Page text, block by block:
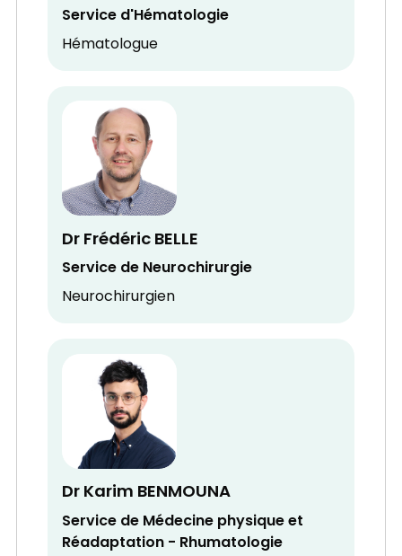
Service d'Hématologie
Hématologue
Dr Frédéric BELLE
Service de Neurochirurgie
Neurochirurgien
Dr Karim BENMOUNA
Service de Médecine physique et
Réadaptation - Rhumatologie